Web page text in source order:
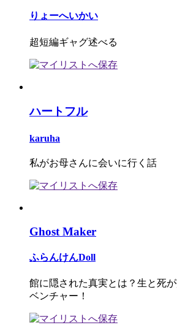
りょーへいかい
超短編ギャグ述べる
ハートフル
karuha
私がお母さんに会いに行く話
Ghost Maker
ふらんけんDoll
館に隠された真実とは？生と死
ベンチャー！